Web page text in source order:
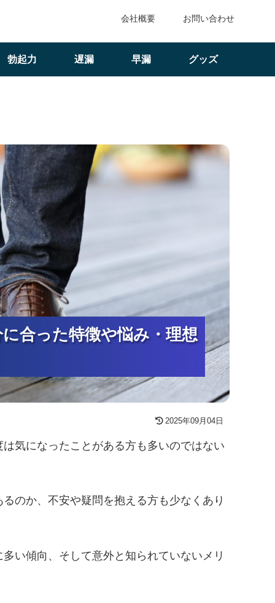
会社概要 お問い合わせ
勃起力 遅漏 早漏 グッズ
み・理想の形になる方法まで全網羅
合った特徴や悩み・理想
合った特徴や悩み・理想
合った特徴や悩み・理想
2025年09月04日
気になったことがある方も多いのではない
のか、不安や疑問を抱える方も少なくあり
い傾向、そして意外と知られていないメリ